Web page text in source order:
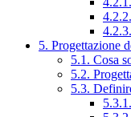
5. Progettazione
5.1. Cosa
5.2.
5.3.